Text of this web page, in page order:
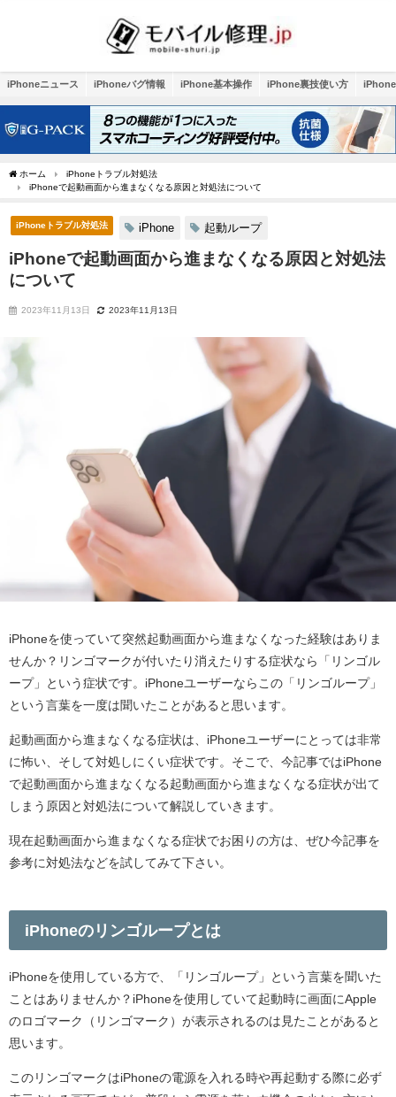
iPhoneニュース iPhoneバグ情報 iPhone基本操作 iPhone裏技使い方
ホーム
iPhoneトラブル対処法
iPhoneで起動画面から進まなくなる原因と対処法について
iPhoneトラブル対処法 iPhone 起動ループ
iPhoneで起動画面から進まなくなる原因と対処法
について
2023年11月13日 2023年11月13日
iPhoneを使っていて突然起動画面から進まなくなった経験はありま
せんか？リンゴマークが付いたり消えたりする症状なら「リンゴル
ープ」という症状です。iPhoneユーザーならこの「リンゴループ」
という言葉を一度は聞いたことがあると思います。
起動画面から進まなくなる症状は、iPhoneユーザーにとっては非常
に怖い、そして対処しにくい症状です。そこで、今記事ではiPhone
で起動画面から進まなくなる起動画面から進まなくなる症状が出て
しまう原因と対処法について解説していきます。
現在起動画面から進まなくなる症状でお困りの方は、ぜひ今記事を
参考に対処法などを試してみて下さい。
iPhoneのリンゴループとは
iPhoneを使用している方で、「リンゴループ」という言葉を聞いた
ことはありませんか？iPhoneを使用していて起動時に画面にApple
のロゴマーク（リンゴマーク）が表示されるのは見たことがあると
思います。
このリンゴマークはiPhoneの電源を入れる時や再起動する際に必ず